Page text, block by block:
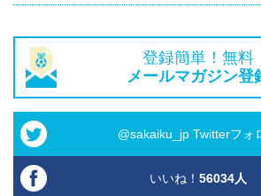
登録簡単！無料
メールマガジン登
@sakaiku_jp Twitterフォ
いいね！ 56034人